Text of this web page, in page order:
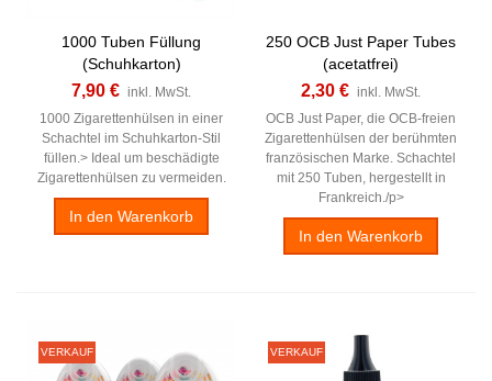
1000 Tuben Füllung
(Schuhkarton)
7,90 € inkl. MwSt.
1000 Zigarettenhülsen in einer
Schachtel im Schuhkarton-Stil
füllen.> Ideal um beschädigte
Zigarettenhülsen zu vermeiden.
In den Warenkorb
250 OCB Just Paper Tubes
(acetatfrei)
2,30 € inkl. MwSt.
OCB Just Paper, die OCB-freien
Zigarettenhülsen der berühmten
französischen Marke. Schachtel
mit 250 Tuben, hergestellt in
Frankreich./p>
In den Warenkorb
VERKAUF VERKAUF